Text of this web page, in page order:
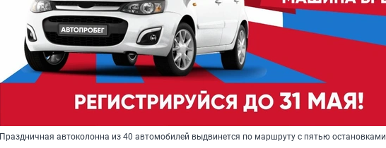
Праздничная автоколонна из 40 автомобилей выдвинется по маршруту с пятью остановками